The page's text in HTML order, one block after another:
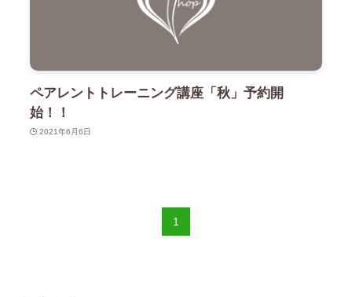
ペアレントトレーニング講座「秋」予約開
始！！
2021年6月6日
1